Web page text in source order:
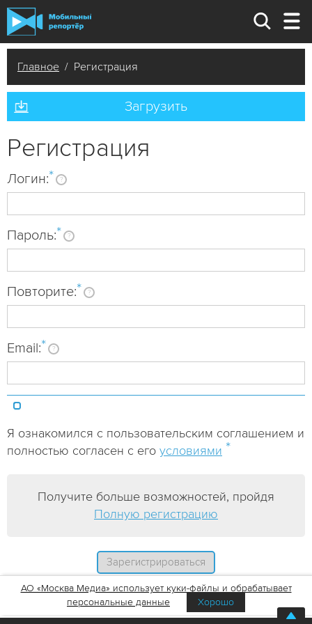
Главное / Регистрация
Загрузить
Регистрация
Логин:* ?
Пароль:* ?
Повторите:* ?
Email:* ?
Я ознакомился с пользовательским соглашением и
полностью согласен с его условиями *
Получите больше возможностей, пройдя
Полную регистрацию
АО «Москва Медиа» использует куки-файлы и обрабатывает
персональные данные
Хорошо